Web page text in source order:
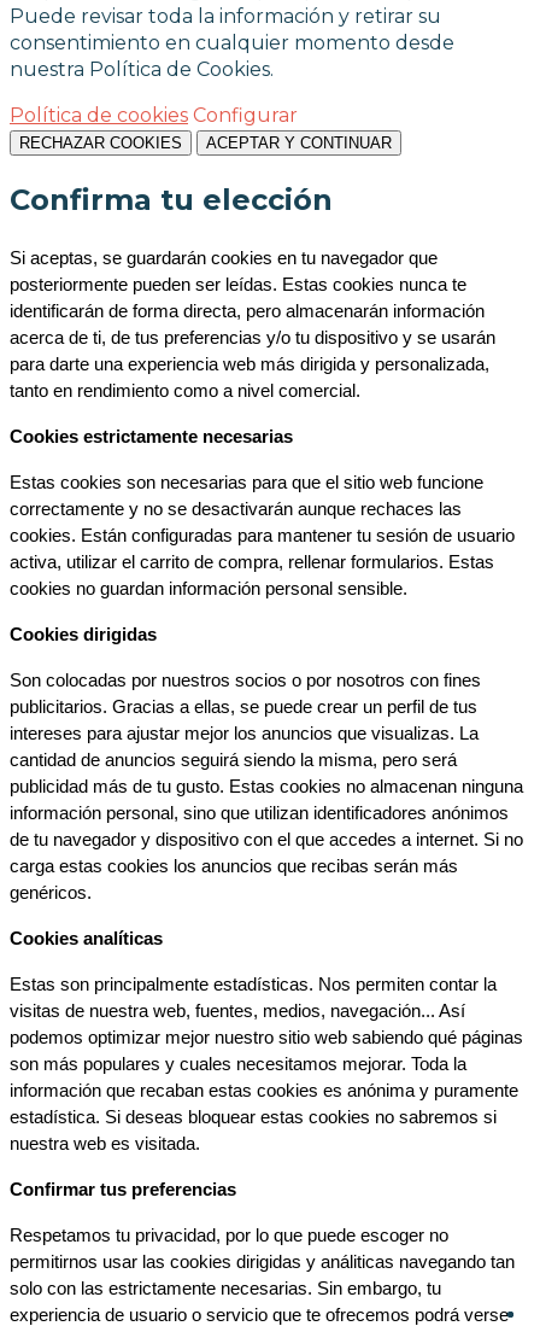
Puede revisar toda la información y retirar su
consentimiento en cualquier momento desde
nuestra Política de Cookies.
Política de cookies Configurar
RECHAZAR COOKIES ACEPTAR Y CONTINUAR
Confirma tu elección
Si aceptas, se guardarán cookies en tu navegador que
posteriormente pueden ser leídas. Estas cookies nunca te
identificarán de forma directa, pero almacenarán información
acerca de ti, de tus preferencias y/o tu dispositivo y se usarán
para darte una experiencia web más dirigida y personalizada,
tanto en rendimiento como a nivel comercial.
Cookies estrictamente necesarias
Estas cookies son necesarias para que el sitio web funcione
correctamente y no se desactivarán aunque rechaces las
cookies. Están configuradas para mantener tu sesión de usuario
activa, utilizar el carrito de compra, rellenar formularios. Estas
cookies no guardan información personal sensible.
Cookies dirigidas
Son colocadas por nuestros socios o por nosotros con fines
publicitarios. Gracias a ellas, se puede crear un perfil de tus
intereses para ajustar mejor los anuncios que visualizas. La
cantidad de anuncios seguirá siendo la misma, pero será
publicidad más de tu gusto. Estas cookies no almacenan ninguna
información personal, sino que utilizan identificadores anónimos
de tu navegador y dispositivo con el que accedes a internet. Si no
carga estas cookies los anuncios que recibas serán más
genéricos.
Cookies analíticas
Estas son principalmente estadísticas. Nos permiten contar la
visitas de nuestra web, fuentes, medios, navegación... Así
podemos optimizar mejor nuestro sitio web sabiendo qué páginas
son más populares y cuales necesitamos mejorar. Toda la
información que recaban estas cookies es anónima y puramente
estadística. Si deseas bloquear estas cookies no sabremos si
nuestra web es visitada.
Confirmar tus preferencias
Respetamos tu privacidad, por lo que puede escoger no
permitirnos usar las cookies dirigidas y análiticas navegando tan
solo con las estrictamente necesarias. Sin embargo, tu
experiencia de usuario o servicio que te ofrecemos podrá verse